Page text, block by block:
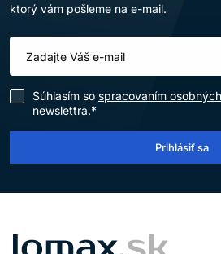
ktorý vám pošleme na e-mail.
Súhlasím so spracovaním
newslettra.*
Prihlásiť sa
LOMAX